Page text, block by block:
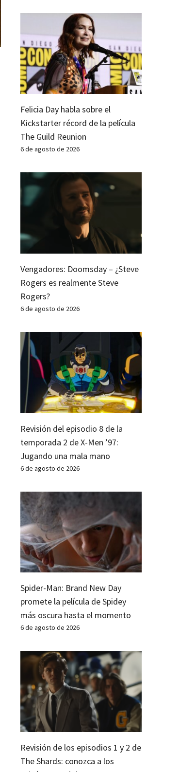
Felicia Day habla sobre el
Kickstarter récord de la película
The Guild Reunion
6 de agosto de 2026
Vengadores: Doomsday – ¿Steve
Rogers es realmente Steve
Rogers?
6 de agosto de 2026
Revisión del episodio 8 de la
temporada 2 de X-Men ’97:
Jugando una mala mano
6 de agosto de 2026
Spider-Man: Brand New Day
promete la película de Spidey
más oscura hasta el momento
6 de agosto de 2026
Revisión de los episodios 1 y 2 de
The Shards: conozca a los